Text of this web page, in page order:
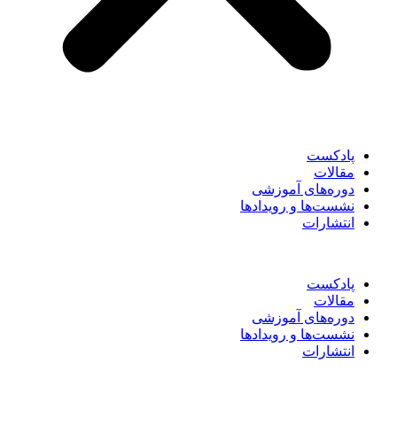
پادکست
مقالات
دوره‌های آموزشی
نشست‌ها و رویدادها
انتشارات
پادکست
مقالات
دوره‌های آموزشی
نشست‌ها و رویدادها
انتشارات